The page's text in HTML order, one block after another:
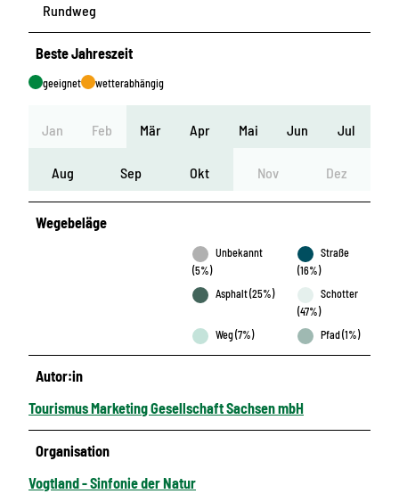
Rundweg
Beste Jahreszeit
geeignet wetterabhängig
Jan Feb Mär Apr Mai Jun Jul
Aug Sep Okt Nov Dez
Wegebeläge
Unbekannt
(5%)
Straße
(16%)
Asphalt (25%)
Schotter
(47%)
Weg (7%)
Pfad (1%)
Autor:in
Tourismus Marketing Gesellschaft Sachsen mbH
Organisation
Vogtland - Sinfonie der Natur